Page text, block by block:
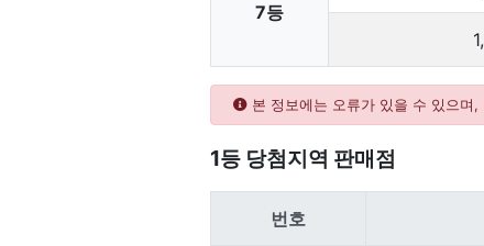
7등
본 정보에는 오류가 있을 수 있으며
1등 당첨지역 판매점
번호